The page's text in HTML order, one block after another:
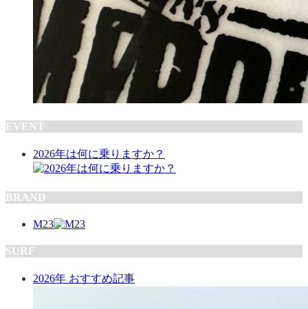
EVENT
2026年は何に乗りますか？
BRAND
M23
SURF
2026年 おすすめ記事